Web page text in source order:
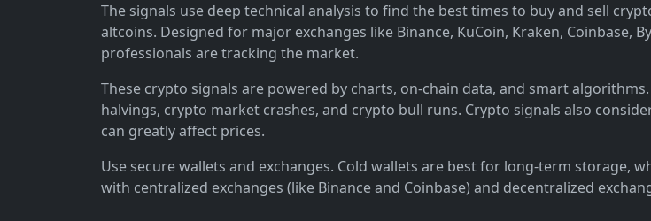
The signals use deep technical analysis to find the best times to buy and sell
altcoins. Designed for major exchanges like Binance, KuCoin, Kraken, Coinbase,
professionals are tracking the market.
These crypto signals are powered by charts, on-chain data, and smart
halvings, crypto market crashes, and crypto bull runs. Crypto signals also
can greatly affect prices.
Use secure wallets and exchanges. Cold wallets are best for long-term storage,
with centralized exchanges (like Binance and Coinbase) and decentralized